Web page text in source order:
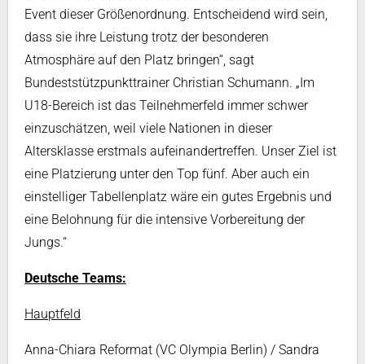
Event dieser Größenordnung. Entscheidend wird sein,
dass sie ihre Leistung trotz der besonderen
Atmosphäre auf den Platz bringen“, sagt
Bundeststützpunkttrainer Christian Schumann. „Im
U18-Bereich ist das Teilnehmerfeld immer schwer
einzuschätzen, weil viele Nationen in dieser
Altersklasse erstmals aufeinandertreffen. Unser Ziel ist
eine Platzierung unter den Top fünf. Aber auch ein
einstelliger Tabellenplatz wäre ein gutes Ergebnis und
eine Belohnung für die intensive Vorbereitung der
Jungs.“
Deutsche Teams:
Hauptfeld
Anna-Chiara Reformat (VC Olympia Berlin) / Sandra